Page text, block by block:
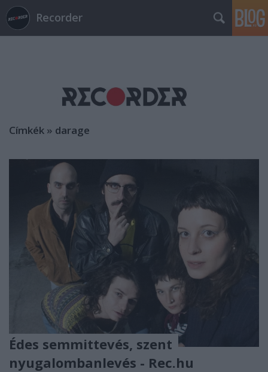
Recorder
Címkék » darage
Édes semmittevés, szent
nyugalombanlevés - Rec.hu